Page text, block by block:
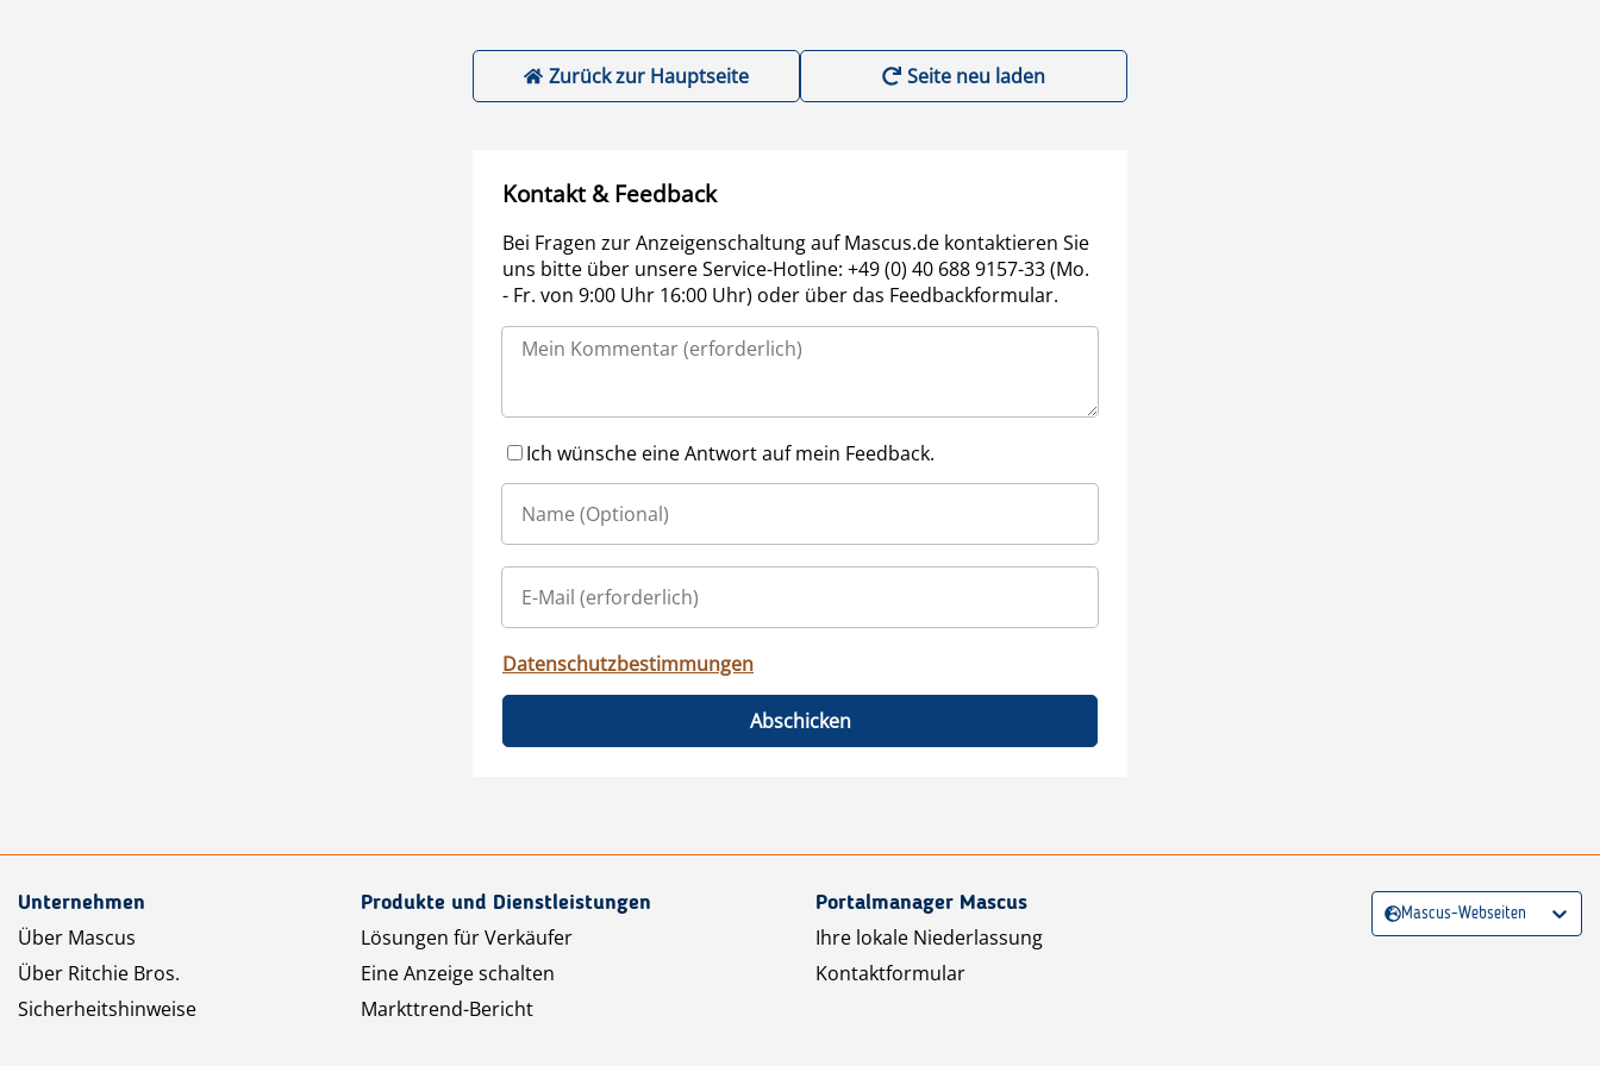
Zurück zur Hauptseite Seite neu laden
Kontakt & Feedback
Bei Fragen zur Anzeigenschaltung auf Mascus.de kontaktieren Sie
uns bitte über unsere Service-Hotline: +49 (0) 40 688 9157-33 (Mo.
- Fr. von 9:00 Uhr 16:00 Uhr) oder über das Feedbackformular.
Ich wünsche eine Antwort auf mein Feedback.
Datenschutzbestimmungen
Abschicken
Unternehmen
Über Mascus
Über Ritchie Bros.
Sicherheitshinweise
Produkte und Dienstleistungen
Lösungen für Verkäufer
Eine Anzeige schalten
Markttrend-Bericht
Portalmanager Mascus
Ihre lokale Niederlassung
Kontaktformular
Mascus-Webseiten